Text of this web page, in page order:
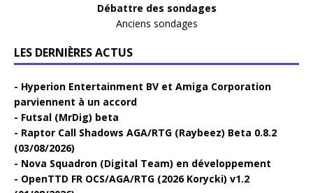
Débattre des sondages
Anciens sondages
LES DERNIÈRES ACTUS
Hyperion Entertainment BV et Amiga Corporation
parviennent à un accord
Futsal (MrDig) beta
Raptor Call Shadows AGA/RTG (Raybeez) Beta 0.8.2
(03/08/2026)
Nova Squadron (Digital Team) en développement
OpenTTD FR OCS/AGA/RTG (2026 Korycki) v1.2